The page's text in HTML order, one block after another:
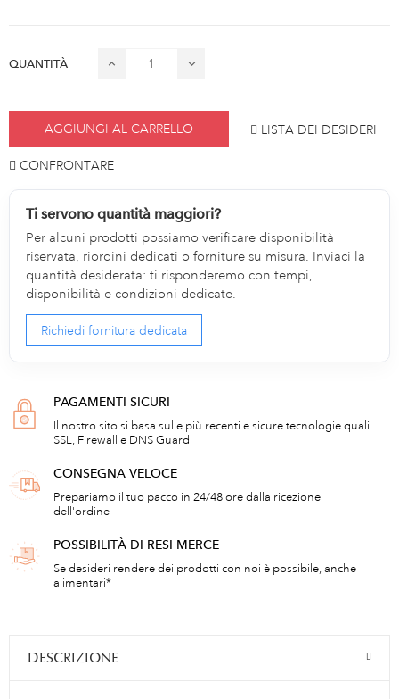
QUANTITÀ
AGGIUNGI AL CARRELLO LISTA DEI DESIDERI
CONFRONTARE
Ti servono quantità maggiori?
Per alcuni prodotti possiamo verificare disponibilità
riservata, riordini dedicati o forniture su misura. Inviaci la
quantità desiderata: ti risponderemo con tempi,
disponibilità e condizioni dedicate.
Richiedi fornitura dedicata
PAGAMENTI SICURI
Il nostro sito si basa sulle più recenti e sicure tecnologie quali
SSL, Firewall e DNS Guard
CONSEGNA VELOCE
Prepariamo il tuo pacco in 24/48 ore dalla ricezione
dell'ordine
POSSIBILITÀ DI RESI MERCE
Se desideri rendere dei prodotti con noi è possibile, anche
alimentari*
DESCRIZIONE